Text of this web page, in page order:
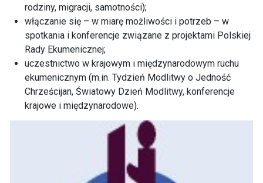
rodziny, migracji, samotności);
włączanie się – w miarę możliwości i potrzeb – w
spotkania i konferencje związane z projektami Polskiej
Rady Ekumenicznej;
uczestnictwo w krajowym i międzynarodowym ruchu
ekumenicznym (m.in. Tydzień Modlitwy o Jedność
Chrześcijan, Światowy Dzień Modlitwy, konferencje
krajowe i międzynarodowe).